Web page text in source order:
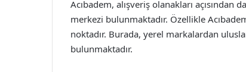
Acıbadem, alışveriş olanakları
merkezi bulunmaktadır. Özellikle
noktadır. Burada, yerel markalardan
bulunmaktadır.